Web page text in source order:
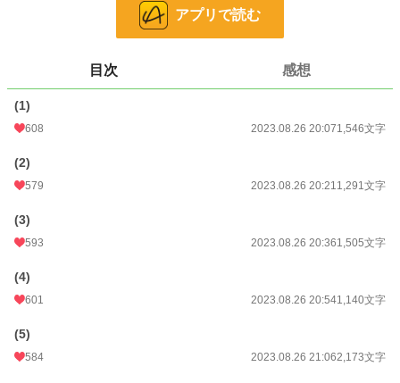
き放す。身勝手な言い分の元婚約者に対し、彼女は怒りを露にし……。
初恋のひとのために貴族教育を頑張っていたヒロインと、健気なヒロインを見守
ハッピーエンドです。
この作品は、別サイトにも投稿しております。
お気に入り
24h.ポイント
文字数
更新日時
初回公開日時
アプリで読む
目次 感想
(1)
608 2023.08.26 20:071,546文字
(2)
579 2023.08.26 20:211,291文字
(3)
593 2023.08.26 20:361,505文字
(4)
601 2023.08.26 20:541,140文字
(5)
584 2023.08.26 21:062,173文字